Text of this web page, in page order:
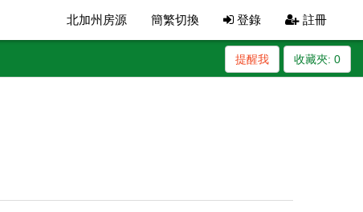
北加州房源 簡繁切換 登錄 註冊
收藏夾: 0
提醒我